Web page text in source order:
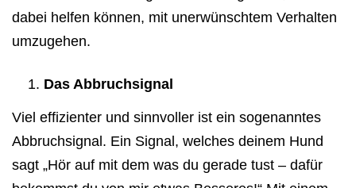
dabei helfen können, mit unerwünschtem Verhalten
umzugehen.
Das Abbruchsignal
Viel effizienter und sinnvoller ist ein sogenanntes
Abbruchsignal. Ein Signal, welches deinem Hund
sagt „Hör auf mit dem was du gerade tust – dafür